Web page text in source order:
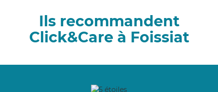
Ils recommandent
Click&Care à Foissiat